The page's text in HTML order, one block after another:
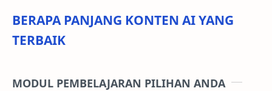
BERAPA PANJANG KONTEN AI YANG
TERBAIK
MODUL PEMBELAJARAN PILIHAN ANDA